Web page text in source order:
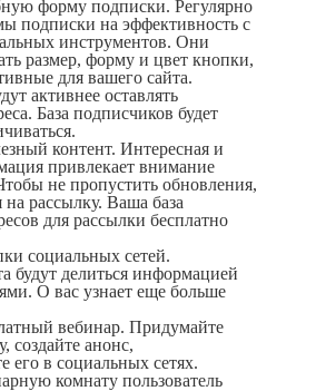
форму подписки. Регулярно
подписки на эффективность с
инструментов. Они
размер, форму и цвет кнопки,
для вашего сайта.
активнее оставлять
База подписчиков будет
контент. Интересная и
привлекает внимание
не пропустить обновления,
на рассылку. Вашабаза
для рассылки бесплатно
социальных сетей.
будут делиться информацией
О вас узнает еще больше
вебинар. Придумайте
создайте анонс,
его в социальных сетях.
комнату пользователь